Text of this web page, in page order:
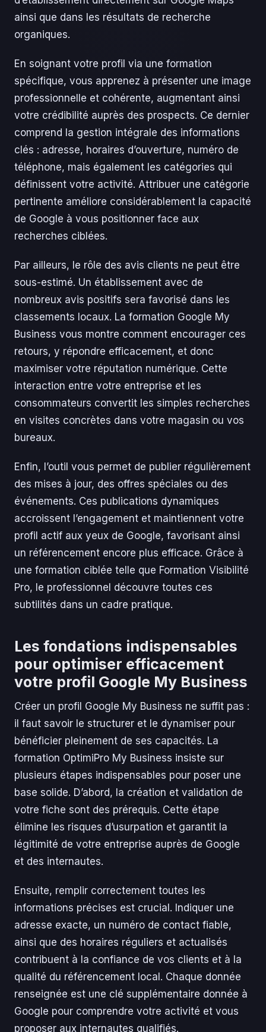
ainsi que dans les résultats de recherche
organiques.
En soignant votre profil via une formation
spécifique, vous apprenez à présenter une image
professionnelle et cohérente, augmentant ainsi
votre crédibilité auprès des prospects. Ce dernier
comprend la gestion intégrale des informations
clés : adresse, horaires d’ouverture, numéro de
téléphone, mais également les catégories qui
définissent votre activité. Attribuer une catégorie
pertinente améliore considérablement la capacité
de Google à vous positionner face aux
recherches ciblées.
Par ailleurs, le rôle des avis clients ne peut être
sous-estimé. Un établissement avec de
nombreux avis positifs sera favorisé dans les
classements locaux. La formation Google My
Business vous montre comment encourager ces
retours, y répondre efficacement, et donc
maximiser votre réputation numérique. Cette
interaction entre votre entreprise et les
consommateurs convertit les simples recherches
en visites concrètes dans votre magasin ou vos
bureaux.
Enfin, l’outil vous permet de publier régulièrement
des mises à jour, des offres spéciales ou des
événements. Ces publications dynamiques
accroissent l’engagement et maintiennent votre
profil actif aux yeux de Google, favorisant ainsi
un référencement encore plus efficace. Grâce à
une formation ciblée telle que Formation Visibilité
Pro, le professionnel découvre toutes ces
subtilités dans un cadre pratique.
Les fondations indispensables
pour optimiser efficacement
votre profil Google My Business
Créer un profil Google My Business ne suffit pas :
il faut savoir le structurer et le dynamiser pour
bénéficier pleinement de ses capacités. La
formation OptimiPro My Business insiste sur
plusieurs étapes indispensables pour poser une
base solide. D’abord, la création et validation de
votre fiche sont des prérequis. Cette étape
élimine les risques d’usurpation et garantit la
légitimité de votre entreprise auprès de Google
et des internautes.
Ensuite, remplir correctement toutes les
informations précises est crucial. Indiquer une
adresse exacte, un numéro de contact fiable,
ainsi que des horaires réguliers et actualisés
contribuent à la confiance de vos clients et à la
qualité du référencement local. Chaque donnée
renseignée est une clé supplémentaire donnée à
Google pour comprendre votre activité et vous
proposer aux internautes qualifiés.